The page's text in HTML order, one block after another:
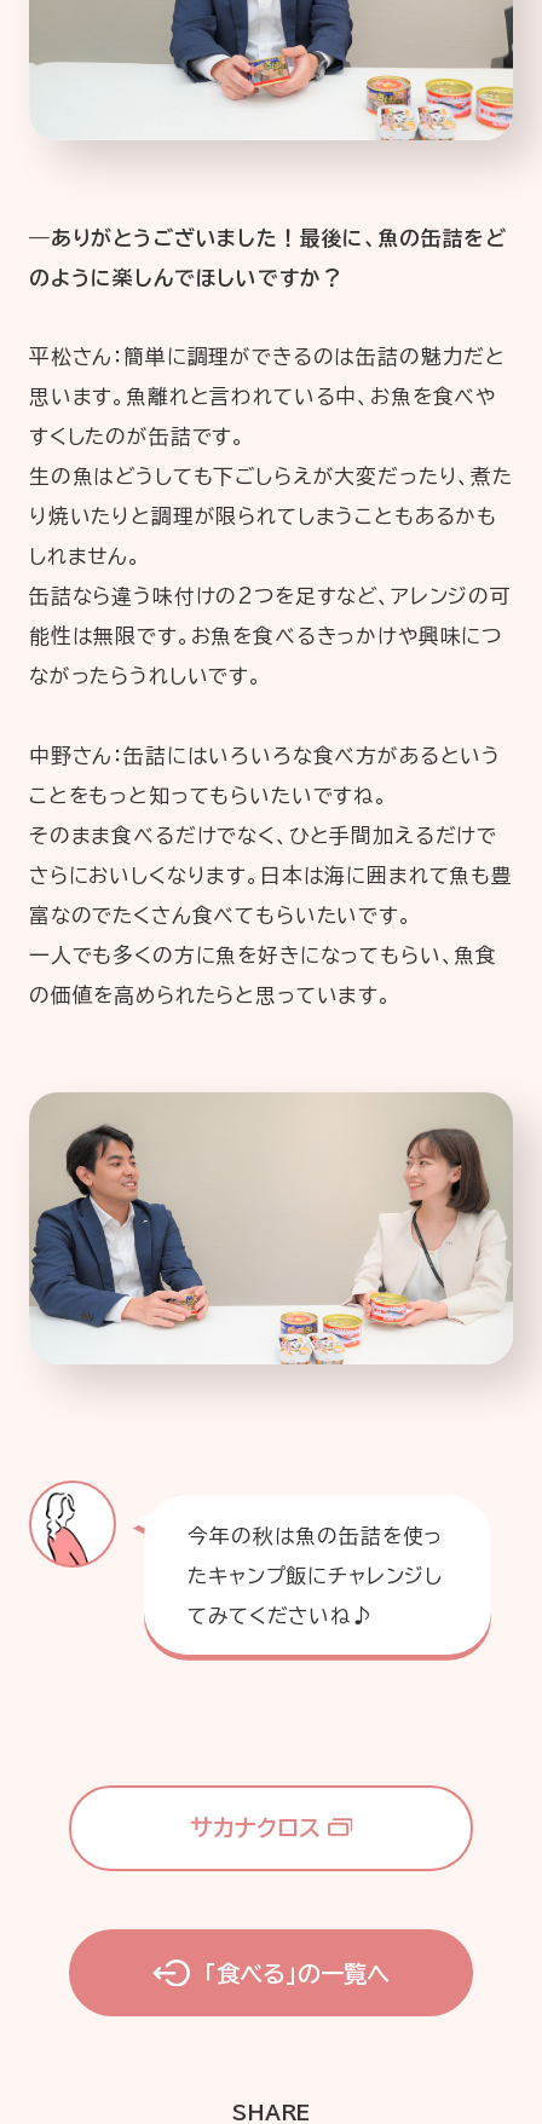
―ありがとうございました！最後に、魚の缶詰をど
のように楽しんでほしいですか？
平松さん：簡単に調理ができるのは缶詰の魅力だと
思います。魚離れと言われている中、お魚を食べや
すくしたのが缶詰です。
生の魚はどうしても下ごしらえが大変だったり、煮た
り焼いたりと調理が限られてしまうこともあるかも
しれません。
缶詰なら違う味付けの2つを足すなど、アレンジの可
能性は無限です。お魚を食べるきっかけや興味につ
ながったらうれしいです。
中野さん：缶詰にはいろいろな食べ方があるという
ことをもっと知ってもらいたいですね。
そのまま食べるだけでなく、ひと手間加えるだけで
さらにおいしくなります。日本は海に囲まれて魚も豊
富なのでたくさん食べてもらいたいです。
一人でも多くの方に魚を好きになってもらい、魚食
の価値を高められたらと思っています。
今年の秋は魚の缶詰を使っ
たキャンプ飯にチャレンジし
てみてくださいね♪
サカナクロス
「食べる」の一覧へ
SHARE